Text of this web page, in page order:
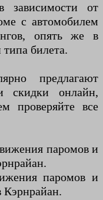
зависимости от
с автомобилем
опять же в
билета.
предлагают
скидки онлайн,
проверяйте все
паромов и
паромов и
Кэрнрайан.